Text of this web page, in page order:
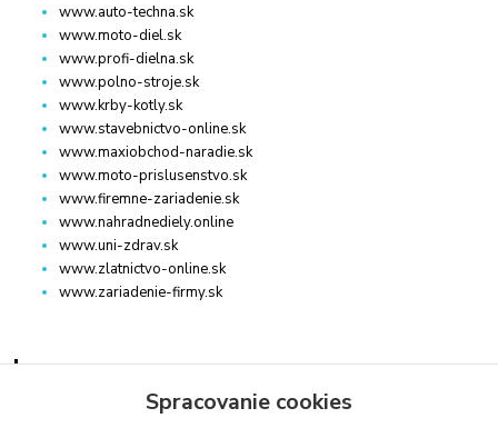
www.auto-techna.sk
www.moto-diel.sk
www.profi-dielna.sk
www.polno-stroje.sk
www.krby-kotly.sk
www.stavebnictvo-online.sk
www.maxiobchod-naradie.sk
www.moto-prislusenstvo.sk
www.firemne-zariadenie.sk
www.nahradnediely.online
www.uni-zdrav.sk
www.zlatnictvo-online.sk
www.zariadenie-firmy.sk
Kontakty
Spracovanie cookies